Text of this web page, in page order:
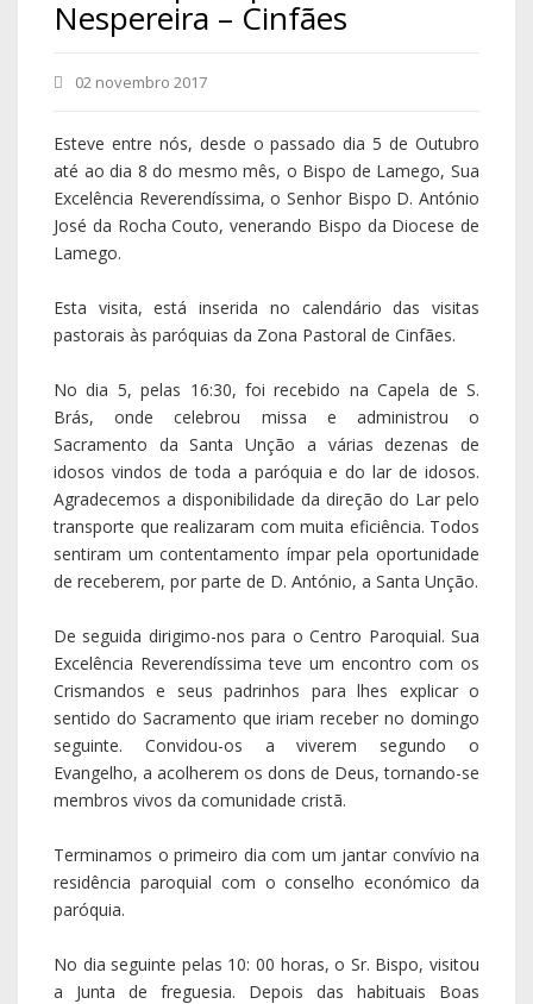
No dia 5, pelas 16:30, foi recebido na Capela de S.
Sacramento da Santa Unção a várias dezenas de
Agradecemos a disponibilidade da direção do Lar pelo
transporte que realizaram com muita eficiência. Todos
sentiram um contentamento ímpar pela oportunidade
de receberem, por parte de D. António, a Santa Unção.
Excelência Reverendíssima teve um encontro com os
Crismandos e seus padrinhos para lhes explicar o
seguinte. Convidou-os a viverem segundo o
Evangelho, a acolherem os dons de Deus, tornando-se
membros vivos da comunidade cristã.
Terminamos o primeiro dia com um jantar convívio na
residência paroquial com o conselho económico da
paróquia.
a Junta de freguesia. Depois das habituais Boas
Vindas, tanto por parte da Presidente da Assembleia,
Dr.ª Maria Emília Teles, como do Presidente da Junta,
Mário Leitão, teve lugar a entrega de simbólicos
presentes e a seguir, foi a vez de passar a constar no
livro de Honra da Autarquia, tal visita. D. António
revelou-se de trato simples, afável e muito
longa vida e que volte mais vezes.
De seguida visitamos alguns doentes acamados e
conforto e incentivo às pessoas que tratam e cuidam
dos seus familiares.